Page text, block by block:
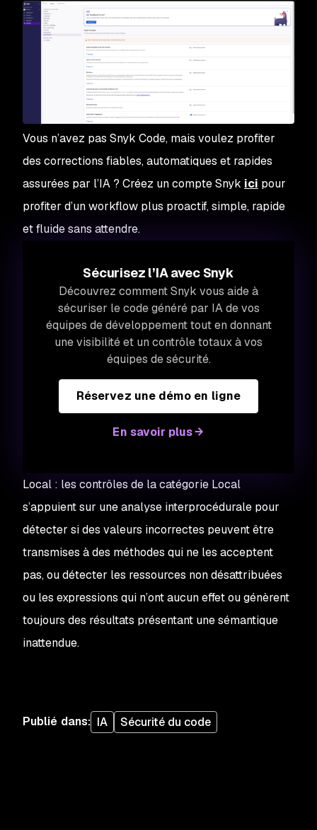
Vous n’avez pas Snyk Code, mais voulez profiter
des corrections fiables, automatiques et rapides
assurées par l’IA ? Créez un compte Snyk ici pour
profiter d’un workflow plus proactif, simple, rapide
et fluide sans attendre.
Sécurisez l’IA avec Snyk
Découvrez comment Snyk vous aide à
sécuriser le code généré par IA de vos
équipes de développement tout en donnant
une visibilité et un contrôle totaux à vos
équipes de sécurité.
Réservez une démo en ligne
En savoir plus
Local : les contrôles de la catégorie Local
s’appuient sur une analyse interprocédurale pour
détecter si des valeurs incorrectes peuvent être
transmises à des méthodes qui ne les acceptent
pas, ou détecter les ressources non désattribuées
ou les expressions qui n’ont aucun effet ou génèrent
toujours des résultats présentant une sémantique
inattendue.
Publié dans: IA Sécurité du code